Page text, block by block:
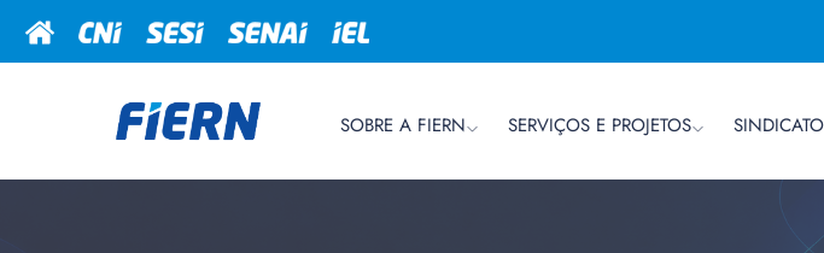
SOBRE A FIERN SERVIÇOS E PROJETOS